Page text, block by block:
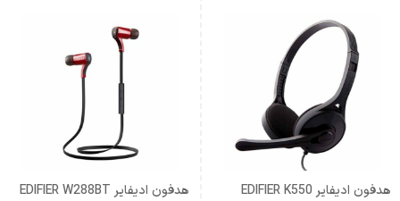
هدفون ادیفایر EDIFIER K550 هدفون ادیفایر EDIFIER W288BT